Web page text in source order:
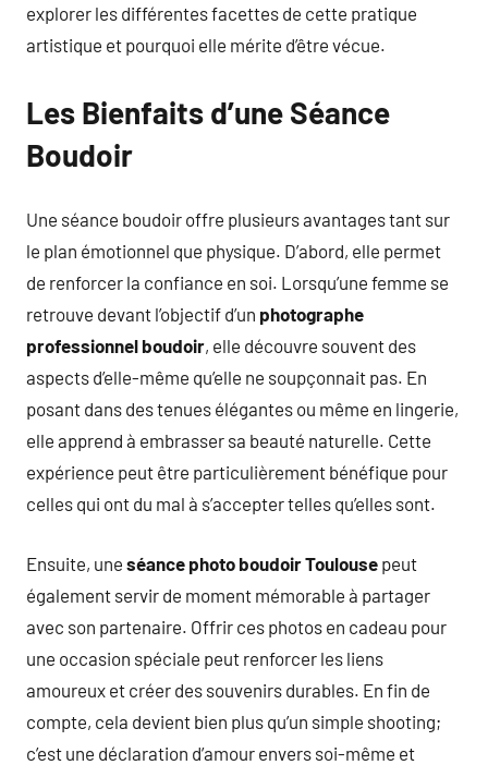
explorer les différentes facettes de cette pratique
artistique et pourquoi elle mérite d’être vécue.
Les Bienfaits d’une Séance
Boudoir
Une séance boudoir offre plusieurs avantages tant sur
le plan émotionnel que physique. D’abord, elle permet
de renforcer la confiance en soi. Lorsqu’une femme se
retrouve devant l’objectif d’un photographe
professionnel boudoir, elle découvre souvent des
aspects d’elle-même qu’elle ne soupçonnait pas. En
posant dans des tenues élégantes ou même en lingerie,
elle apprend à embrasser sa beauté naturelle. Cette
expérience peut être particulièrement bénéfique pour
celles qui ont du mal à s’accepter telles qu’elles sont.
Ensuite, une séance photo boudoir Toulouse peut
également servir de moment mémorable à partager
avec son partenaire. Offrir ces photos en cadeau pour
une occasion spéciale peut renforcer les liens
amoureux et créer des souvenirs durables. En fin de
compte, cela devient bien plus qu’un simple shooting;
c’est une déclaration d’amour envers soi-même et